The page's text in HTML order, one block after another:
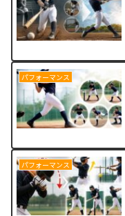
パフォーマンス
パフォーマンス